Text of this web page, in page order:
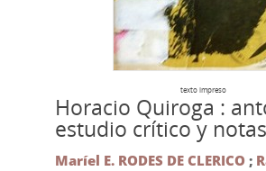
texto impreso
Horacio Quiroga :
estudio crítico y notas
Maríel E. RODES DE CLERICO ;